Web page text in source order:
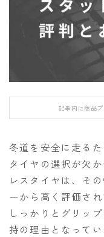
BC STREAM
BURTON
DRAKE
FANATIC
FNTC
GNU
GRAY
HEAD
記事内に商品
冬道を安全に走る
タイヤの選択が欠
レスタイヤは、そ
ーから高く評価さ
しっかりとグリッ
持の理由となってい